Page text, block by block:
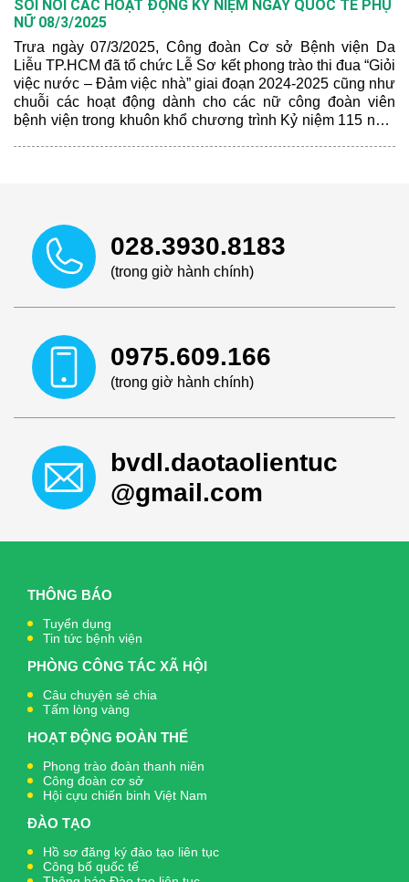
dáng áo dài - Tự hào Phụ nữ Bệnh viện Da Liễu" đến toàn
thể tổ công đoàn.
SÔI NỔI CÁC HOẠT ĐỘNG KỶ NIỆM NGÀY QUỐC TẾ PHỤ
NỮ 08/3/2025
Trưa ngày 07/3/2025, Công đoàn Cơ sở Bệnh viện Da
Liễu TP.HCM đã tổ chức Lễ Sơ kết phong trào thi đua “Giỏi
việc nước – Đảm việc nhà” giai đoạn 2024-2025 cũng như
chuỗi các hoạt động dành cho các nữ công đoàn viên
bệnh viện trong khuôn khổ chương trình Kỷ niệm 115 năm
– Đảm việc nhà” giai đoạn 2024-2025.
028.3930.8183
(trong giờ hành chính)
0975.609.166
(trong giờ hành chính)
bvdl.daotaolientuc
@gmail.com
THÔNG BÁO
Tuyển dụng
Tin tức bệnh viện
PHÒNG CÔNG TÁC XÃ HỘI
Câu chuyện sẻ chia
Tấm lòng vàng
HOẠT ĐỘNG ĐOÀN THỂ
Phong trào đoàn thanh niên
Công đoàn cơ sở
Hội cựu chiến binh Việt Nam
ĐÀO TẠO
Hồ sơ đăng ký đào tạo liên tục
Công bố quốc tế